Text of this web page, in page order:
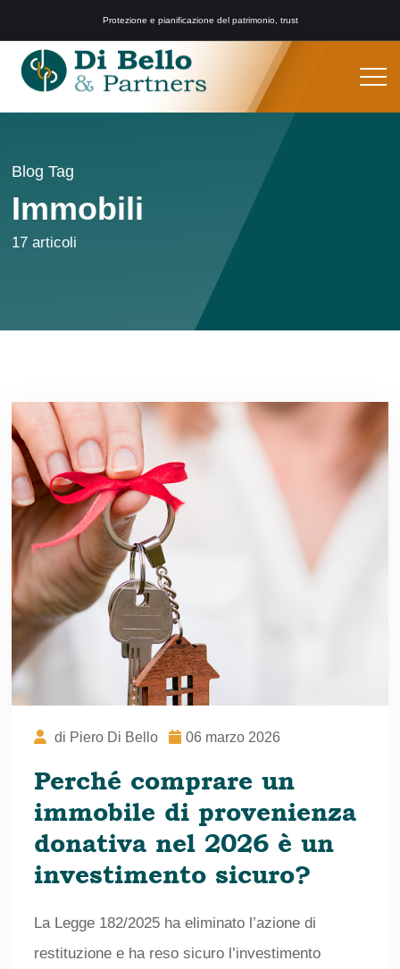
Protezione e pianificazione del patrimonio, trust
Blog Tag
Immobili
17 articoli
di Piero Di Bello 06 marzo 2026
Perché comprare un
immobile di provenienza
donativa nel 2026 è un
investimento sicuro?
La Legge 182/2025 ha eliminato l’azione di
restituzione e ha reso sicuro l’investimento